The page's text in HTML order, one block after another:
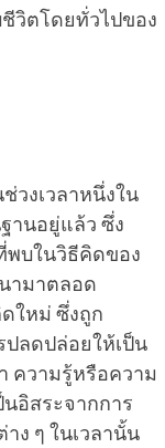
วิตโดยทั่วไปของ
วงเวลาหนึ่งใน
านอยู่แล้ว ซึ่ง
พบในวิธีคิดของ
ามาตลอด
ใหม่ ซึ่งถูก
ลดปล่อยให้เป็น
ความรู้หรือความ
อิสระจากการ
ง ๆ ในเวลานั้น